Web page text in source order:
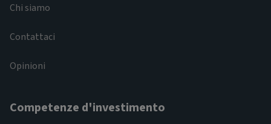
Chi siamo
Contattaci
Opinioni
Competenze d'investimento